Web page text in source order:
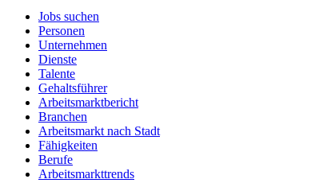
Jobs suchen
Personen
Unternehmen
Dienste
Talente
Gehaltsführer
Arbeitsmarktbericht
Branchen
Arbeitsmarkt nach Stadt
Fähigkeiten
Berufe
Arbeitsmarkttrends